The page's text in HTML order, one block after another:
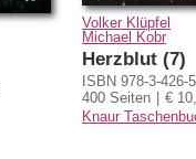
Volker Klüpfel
Michael Kobr
Herzblut (7)
ISBN 978-3-426-
400 Seiten
€
Knaur